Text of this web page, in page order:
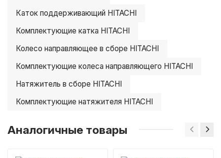
Каток поддерживающий HITACHI
Комплектующие катка HITACHI
Колесо направляющее в сборе HITACHI
Комплектующие колеса направляющего HITACHI
Натяжитель в сборе HITACHI
Комплектующие натяжителя HITACHI
Аналогичные товары